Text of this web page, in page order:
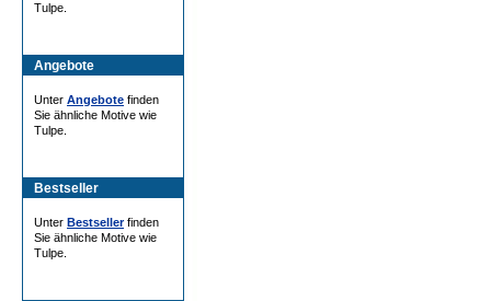
Tulpe.
Angebote
Unter Angebote finden
Sie ähnliche Motive wie
Tulpe.
Bestseller
Unter Bestsellerfinden
Sie ähnliche Motive wie
Tulpe.